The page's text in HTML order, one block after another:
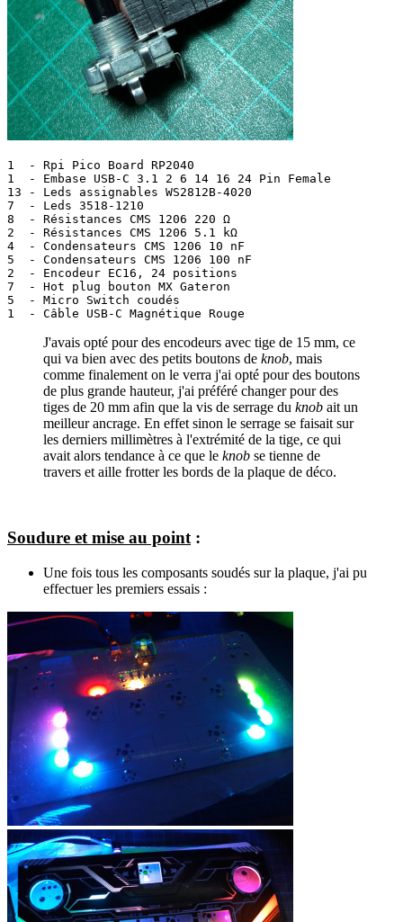
1  - Rpi Pico Board RP2040
1  - Embase USB-C 3.1 2 6 14 16 24 Pin Female
13 - Leds assignables WS2812B-4020
7  - Leds 3518-1210
8  - Résistances CMS 1206 220 Ω
2  - Résistances CMS 1206 5.1 kΩ
4  - Condensateurs CMS 1206 10 nF
5  - Condensateurs CMS 1206 100 nF
2  - Encodeur EC16, 24 positions
7  - Hot plug bouton MX Gateron
5  - Micro Switch coudés
J'avais opté pour des encodeurs avec tige de 15 mm, ce
qui va bien avec des petits boutons de knob, mais
comme finalement on le verra j'ai opté pour des boutons
de plus grande hauteur, j'ai préféré changer pour des
tiges de 20 mm afin que la vis de serrage du knob ait un
meilleur ancrage. En effet sinon le serrage se faisait sur
les derniers millimètres à l'extrémité de la tige, ce qui
avait alors tendance à ce que le knob se tienne de
travers et aille frotter les bords de la plaque de déco.
Soudure et mise au point :
Une fois tous les composants soudés sur la plaque, j'ai pu
effectuer les premiers essais :